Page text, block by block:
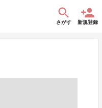
さがす 新規登録